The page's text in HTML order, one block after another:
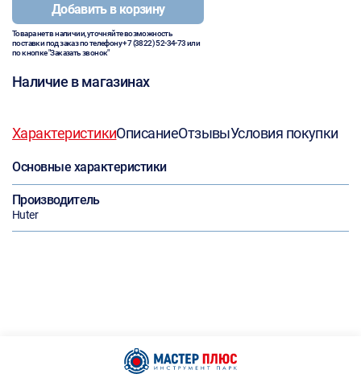
Добавить в корзину
Товара нет в наличии, уточняйте возможность
поставки под заказ по телефону+7 (3822) 52-34-73или
по кнопке "Заказать звонок"
Наличие в магазинах
ХарактеристикиОписаниеОтзывыУсловия покупки
Основные характеристики
Производитель
Huter